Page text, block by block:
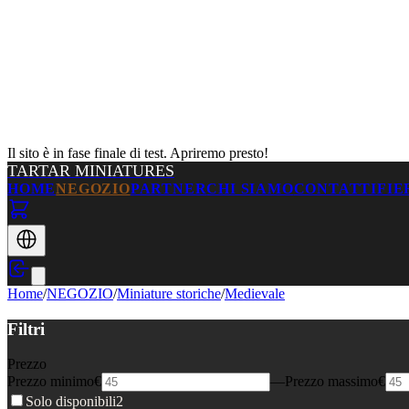
Il sito è in fase finale di test. Apriremo presto!
TARTAR MINIATURES
HOMENEGOZIOPARTNERCHI SIAMOCONTATTI
Home/NEGOZIO/Miniature storiche/Medievale
Filtri
Prezzo
Prezzo minimo€ —Prezzo massimo€
Solo disponibili2